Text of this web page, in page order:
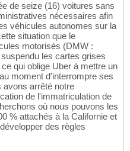
de seize (16) voitures sans
nécessaires afin
véhicules autonomes sur la
situation que le
motorisés (DMW :
les cartes grises
qui oblige Uber à mettre un
moment d'interrompre ses
avons arrêté notre
de l'immatriculation de
où nous pouvons les
% attachés à la Californie et
des règles